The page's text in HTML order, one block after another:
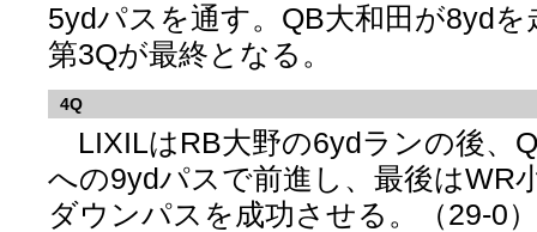
5ydパスを通す。QB大和田が8yd
第3Qが最終となる。
4Q
LIXILはRB大野の6ydランの後、
への9ydパスで前進し、最後はWR
ダウンパスを成功させる。（29-0）